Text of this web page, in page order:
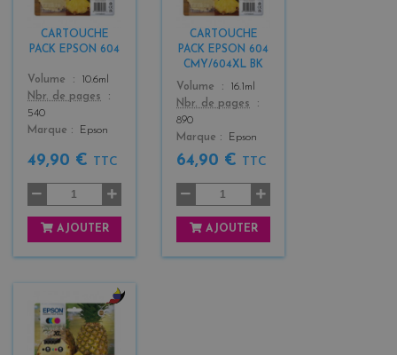
CARTOUCHE
PACK EPSON 604
Color
c
k
+
Volume
10.6ml
Nbr. de pages
540
Marque
Epson
49,90 € TTC
AJOUTER
CARTOUCHE
PACK EPSON 604
CMY/604XL BK
Color
c
k
+
3
Volume
16.1ml
Nbr. de pages
890
Marque
Epson
64,90 € TTC
AJOUTER
b
l
a